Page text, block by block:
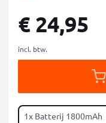
€ 24,95
incl. btw.
1x Batterij 1800mAh